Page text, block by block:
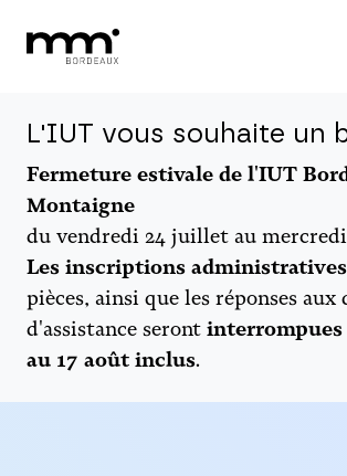
L'IUT vous souhaite un
Fermeture estivale de l'IUT
Montaigne
du vendredi 24 juillet au mercredi
Les inscriptions administratives
pièces, ainsi que les réponses aux
d'assistance seront
au 17 août inclus.